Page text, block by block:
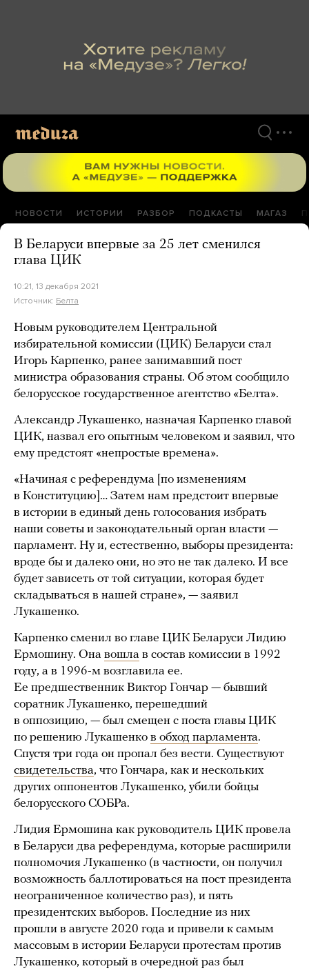
НОВОСТИ ИСТОРИИ РАЗБОР ПОДКАСТЫ МАГАЗ
В Беларуси впервые за 25 лет сменился
глава ЦИК
10:21, 13 декабря 2021
Источник: Белта
Новым руководителем Центральной
избирательной комиссии (ЦИК) Беларуси стал
Игорь Карпенко, ранее занимавший пост
министра образования страны. Об этом сообщило
белорусское государственное агентство «Белта».
Александр Лукашенко, назначая Карпенко главой
ЦИК, назвал его опытным человеком и заявил, что
ему предстоят «непростые времена».
«Начиная с референдума [по изменениям
в Конституцию]… Затем нам предстоит впервые
в истории в единый день голосования избрать
наши советы и законодательный орган власти —
парламент. Ну и, естественно, выборы президента:
вроде бы и далеко они, но это не так далеко. И все
будет зависеть от той ситуации, которая будет
складываться в нашей стране», — заявил
Лукашенко.
Карпенко сменил во главе ЦИК Беларуси Лидию
Ермошину. Она вошла в состав комиссии в 1992
году, а в 1996-м возглавила ее.
Ее предшественник Виктор Гончар — бывший
соратник Лукашенко, перешедший
в оппозицию, — был смещен с поста главы ЦИК
по решению Лукашенко в обход парламента.
Спустя три года он пропал без вести. Существуют
свидетельства, что Гончара, как и нескольких
других оппонентов Лукашенко, убили бойцы
белорусского СОБРа.
Лидия Ермошина как руководитель ЦИК провела
в Беларуси два референдума, которые расширили
полномочия Лукашенко (в частности, он получил
возможность баллотироваться на пост президента
неограниченное количество раз), и пять
президентских выборов. Последние из них
прошли в августе 2020 года и привели к самым
массовым в истории Беларуси протестам против
Лукашенко, который в очередной раз был